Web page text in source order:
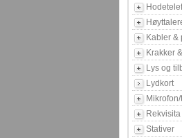
Kabler &
Krakker
Lys og
Lydkort
Rekvisita
Stativer